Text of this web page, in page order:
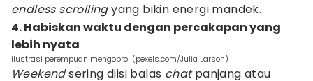
endless scrollingyang bikin energi mandek.
4. Habiskan waktu dengan percakapan yang
lebih nyata
ilustrasi perempuan mengobrol (pexels.com/Julia Larson)
Weekendsering diisi balas chatpanjang atau